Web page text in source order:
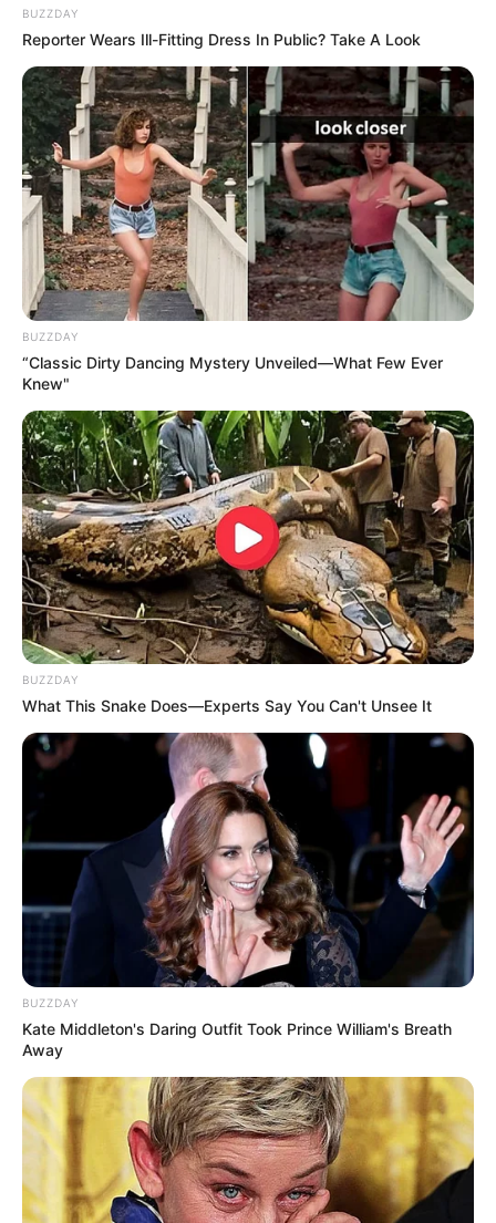
BUZZDAY
Reporter Wears Ill-Fitting Dress In Public? Take A Look
BUZZDAY
“Classic Dirty Dancing Mystery Unveiled—What Few Ever
Knew"
BUZZDAY
What This Snake Does—Experts Say You Can't Unsee It
BUZZDAY
Kate Middleton's Daring Outfit Took Prince William's Breath
Away